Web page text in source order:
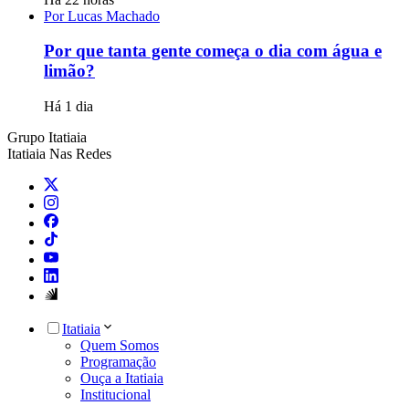
Por Lucas Machado
Por que tanta gente começa o dia com água e
limão?
Há 1 dia
Grupo Itatiaia
Itatiaia Nas Redes
Itatiaia
Quem Somos
Programação
Ouça a Itatiaia
Institucional